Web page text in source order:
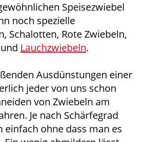
Speisezwiebel
noch spezielle
Schalotten, Rote Zwiebeln,
Lauchzwiebeln.
Ausdünstungen einer
jeder von uns schon
von Zwiebeln am
Je nach Schärfegrad
einfach ohne dass man es